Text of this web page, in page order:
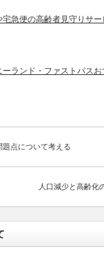
宅急便の高齢者見守りサー
ーランド・ファストパス
点について考える
人口減少と高齢化